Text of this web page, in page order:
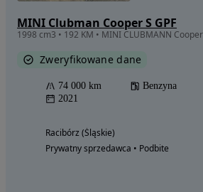
MINI Clubman Cooper S GPF
1998 cm3 • 192 KM • MINI CLUBMANN
Zweryfikowane dane
74 000 km Benzyna
2021
Racibórz (Śląskie)
Prywatny sprzedawca • Podbite